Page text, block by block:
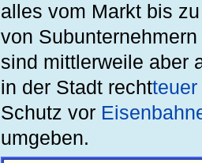
alles vom Markt bis
von
sind mittlerweile aber
in der Stadt rechtteuer
Schutz vor
umgeben.